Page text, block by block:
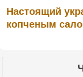
Настоящий
копченым